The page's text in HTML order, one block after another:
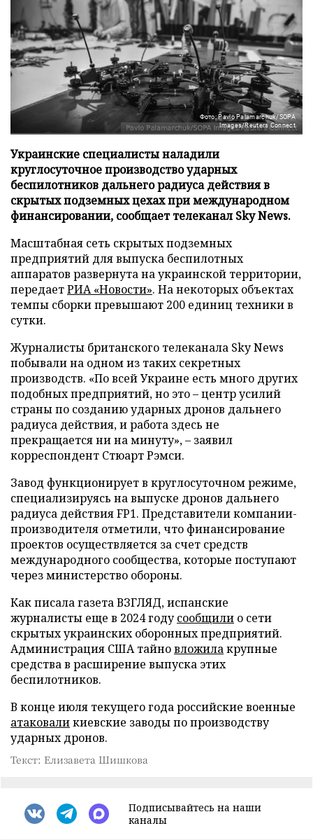
Фото: Pavlo Palamarchuk/SOPA
Images/Reuters Connect
Украинские специалисты наладили
круглосуточное производство ударных
беспилотников дальнего радиуса действия в
скрытых подземных цехах при международном
финансировании, сообщает телеканал Sky News.
Масштабная сеть скрытых подземных
предприятий для выпуска беспилотных
аппаратов развернута на украинской территории,
передаетРИА «Новости». На некоторых объектах
темпы сборки превышают 200 единиц техники в
сутки.
Журналисты британского телеканала Sky News
побывали на одном из таких секретных
производств. «По всей Украине есть много других
подобных предприятий, но это – центр усилий
страны по созданию ударных дронов дальнего
радиуса действия, и работа здесь не
прекращается ни на минуту», – заявил
корреспондент Стюарт Рэмси.
Завод функционирует в круглосуточном режиме,
специализируясь на выпуске дронов дальнего
радиуса действия FP1. Представители компании-
производителя отметили, что финансирование
проектов осуществляется за счет средств
международного сообщества, которые поступают
через министерство обороны.
Как писала газета ВЗГЛЯД, испанские
журналисты еще в 2024 годусообщили о сети
скрытых украинских оборонных предприятий.
Администрация США тайновложилакрупные
средства в расширение выпуска этих
беспилотников.
В конце июля текущего года российские военные
атаковаликиевские заводы по производству
ударных дронов.
Текст: Елизавета Шишкова
Подписывайтесь на наши
каналы